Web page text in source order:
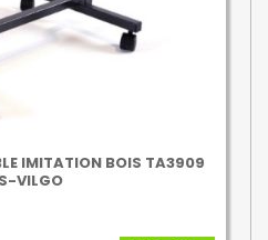
IMITATION BOIS TA3909
VILGO